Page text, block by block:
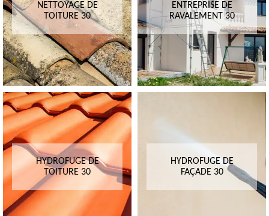
NETTOYAGE DE
TOITURE 30
ENTREPRISE DE
RAVALEMENT 30
HYDROFUGE DE
TOITURE 30
HYDROFUGE DE
FAÇADE 30